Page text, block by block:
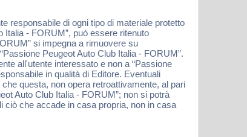
responsabile di ogni tipo di materiale protetto
- FORUM”, può essere ritenuto
si impegna a rimuovere su
Peugeot Auto Club Italia - FORUM”.
all'utente interessato e non a “Passione
in qualità di Editore. Eventuali
questa, non opera retroattivamente, al pari
Auto Club Italia - FORUM”; non si potrà
ciò che accade in casa propria, non in casa